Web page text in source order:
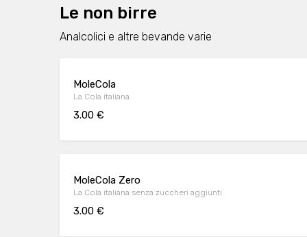
Le non birre
Analcolici e altre bevande varie
MoleCola
La Cola italiana
3.00 €
MoleCola Zero
La Cola italiana senza zuccheri aggiunti
3.00 €